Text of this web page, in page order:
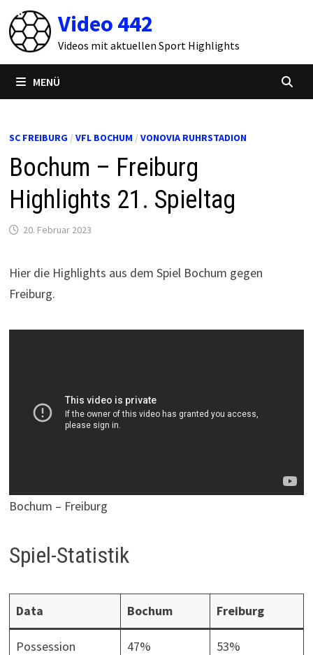
Zum
Inhalt
springen
Video 442
Videos mit aktuellen Sport Highlights
MENÜ
SC FREIBURG/ VFL BOCHUM / VONOVIA RUHRSTADION
Bochum – Freiburg
Highlights 21. Spieltag
20. Februar 2023
Hier die Highlights aus dem Spiel Bochum gegen
Freiburg.
Bochum – Freiburg
Spiel-Statistik
Data Bochum Freiburg
Possession 47% 53%